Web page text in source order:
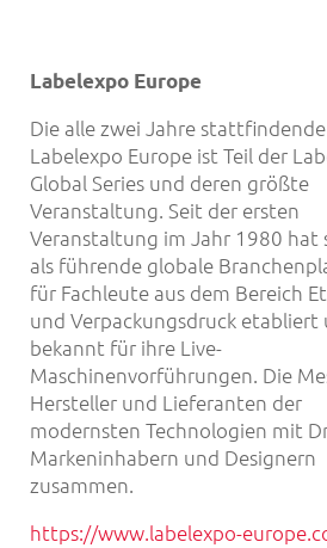
Labelexpo Europe
Die alle zwei Jahre stattfindende
Labelexpo Europe ist Teil der
Global Series und deren größte
Veranstaltung. Seit der ersten
Veranstaltung im Jahr 1980 hat
als führende globale
für Fachleute aus dem Bereich
und Verpackungsdruck etabliert
bekannt für ihre Live-
Maschinenvorführungen. Die
Hersteller und Lieferanten der
modernsten Technologien mit
Markeninhabern und Designern
zusammen.
https://www.labelexpo-